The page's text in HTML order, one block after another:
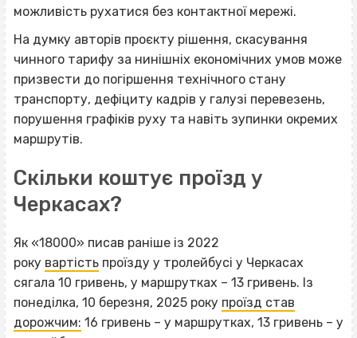
можливість рухатися без контактної мережі.
На думку авторів проєкту рішення, скасування
чинного тарифу за нинішніх економічних умов може
призвести до погіршення технічного стану
транспорту, дефіциту кадрів у галузі перевезень,
порушення графіків руху та навіть зупинки окремих
маршрутів.
Скільки коштує проїзд у
Черкасах?
Як «18000» писав раніше із 2022
року вартість проїзду у тролейбусі у Черкасах
сягала 10 гривень, у маршрутках – 13 гривень. Із
понеділка, 10 березня, 2025 року проїзд став
дорожчим: 16 гривень – у маршрутках, 13 гривень – у